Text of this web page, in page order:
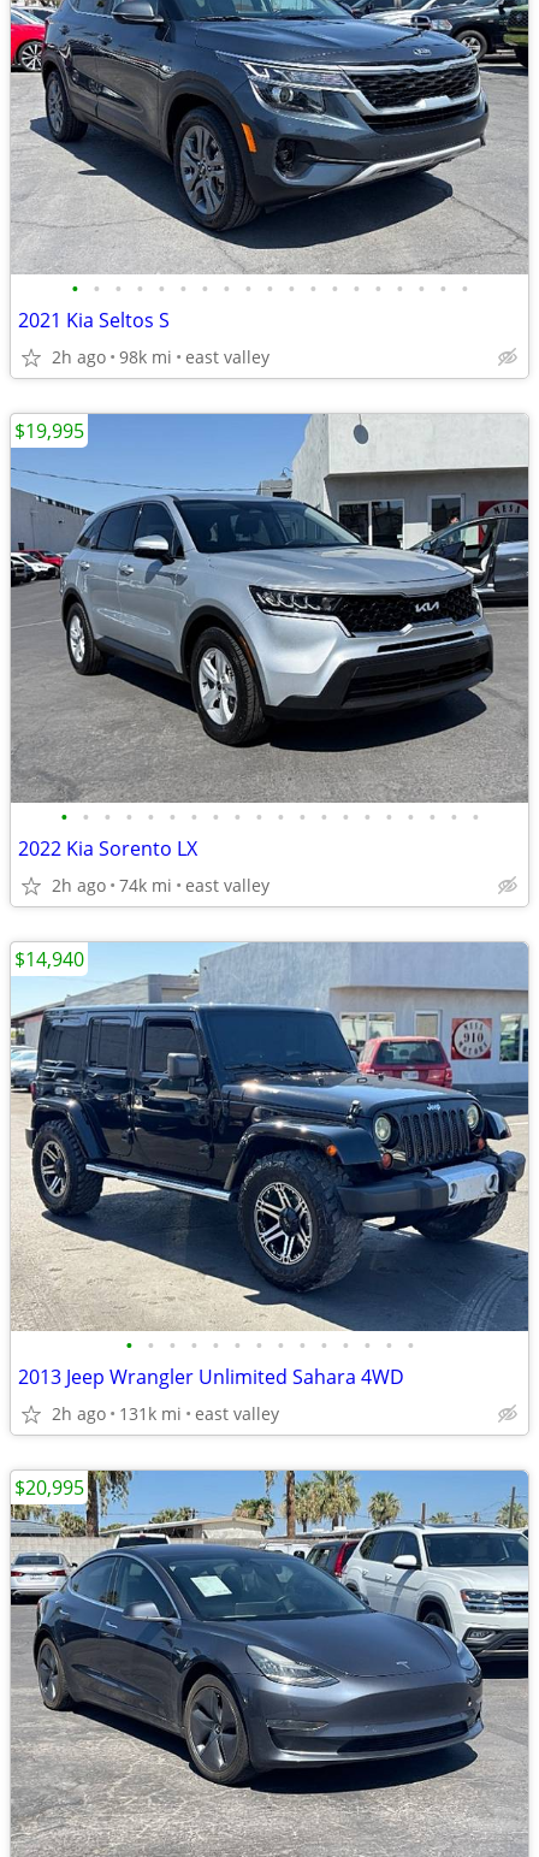
• • • • • • • • • • • • • • • • • • •
2021 Kia Seltos S
2h ago 98k mi east valley
• • • • • • • • • • • • • • • • • • • •
2022 Kia Sorento LX
2h ago 74k mi east valley
$19,995
• • • • • • • • • • • • • •
2013 Jeep Wrangler Unlimited Sahara 4WD
2h ago 131k mi east valley
$14,940
$20,995